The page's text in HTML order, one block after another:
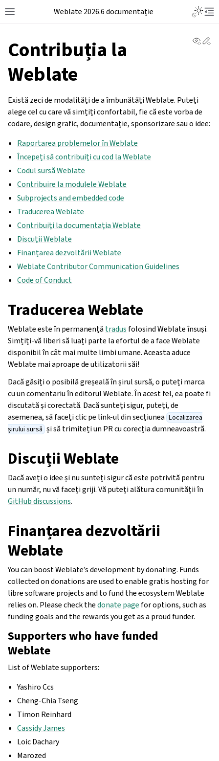
Weblate 2026.6 documentație
Contribuția la
Weblate
Există zeci de modalități de a îmbunătăți Weblate. Puteți
alege cel cu care vă simțiți confortabil, fie că este vorba de
codare, design grafic, documentație, sponsorizare sau o idee:
Raportarea problemelor în Weblate
Începeți să contribuiți cu cod la Weblate
Codul sursă Weblate
Contribuire la modulele Weblate
Subprojects and embedded code
Traducerea Weblate
Contribuiți la documentația Weblate
Discuții Weblate
Finanțarea dezvoltării Weblate
Weblate Contributor Communication Guidelines
Code of Conduct
Traducerea Weblate
Weblate este în permanență tradus folosind Weblate însuși.
Simțiți-vă liberi să luați parte la efortul de a face Weblate
disponibil în cât mai multe limbi umane. Aceasta aduce
Weblate mai aproape de utilizatorii săi!
Dacă găsiți o posibilă greșeală în șirul sursă, o puteți marca
cu un comentariu în editorul Weblate. În acest fel, ea poate fi
discutată și corectată. Dacă sunteți sigur, puteți, de
asemenea, să faceți clic pe link-ul din secțiunea Localizarea
șirului sursă și să trimiteți un PR cu corecția dumneavoastră.
Discuții Weblate
Dacă aveți o idee și nu sunteți sigur că este potrivită pentru
un număr, nu vă faceți griji. Vă puteți alătura comunității în
GitHub discussions.
Finanțarea dezvoltării
Weblate
You can boost Weblate’s development by donating. Funds
collected on donations are used to enable gratis hosting for
libre software projects and to fund the ecosystem Weblate
relies on. Please check thedonate page for options, such as
funding goals and the rewards you get as a proud funder.
Supporters who have funded
Weblate
List of Weblate supporters:
Yashiro Ccs
Cheng-Chia Tseng
Timon Reinhard
Cassidy James
Loic Dachary
Marozed